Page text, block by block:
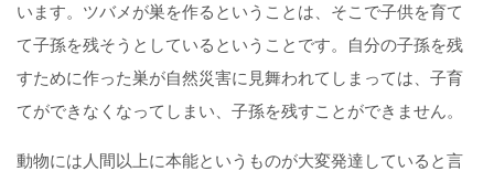
います。ツバメが巣を作るということは、そこで子供を育て
て子孫を残そうとしているということです。自分の子孫を残
すために作った巣が自然災害に見舞われてしまっては、子育
てができなくなってしまい、子孫を残すことができません。
動物には人間以上に本能というものが大変発達していると言